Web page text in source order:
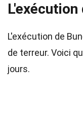
L'exécution
L'exécution de
de terreur. Voici
jours.